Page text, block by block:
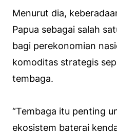
Menurut dia,
Papua sebagai salah
bagi perekonomian
komoditas strategis
tembaga.
“Tembaga itu penting
ekosistem baterai